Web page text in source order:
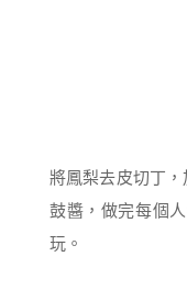
將鳳梨去皮切丁
鼓醬，做完每個
玩。